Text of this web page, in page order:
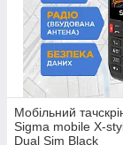
Мобiльний
Sigma mobile X-
Dual Sim Black